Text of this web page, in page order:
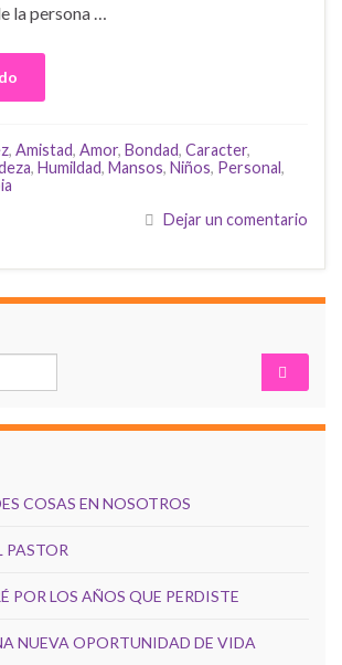
la persona …
, Amistad, Amor, Bondad, Caracter,
, Humildad, Mansos, Niños, Personal,
Dejar un comentario
COSAS EN NOSOTROS
PASTOR
POR LOS AÑOS QUE PERDISTE
NUEVA OPORTUNIDAD DE VIDA